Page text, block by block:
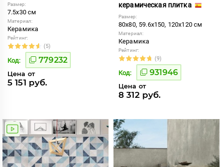
Размер:
7.5x30 см
Материал:
Керамика
Рейтинг:
(5)
Код: 779232
Цена от
5 151 руб.
керамическая плитка
Размер:
80x80, 59.6x150, 120x120 см
Материал:
Керамика
Рейтинг:
(9)
Код: 931946
Цена от
8 312 руб.